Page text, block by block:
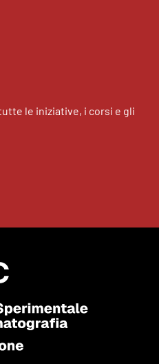
le iniziative, i corsi e gli